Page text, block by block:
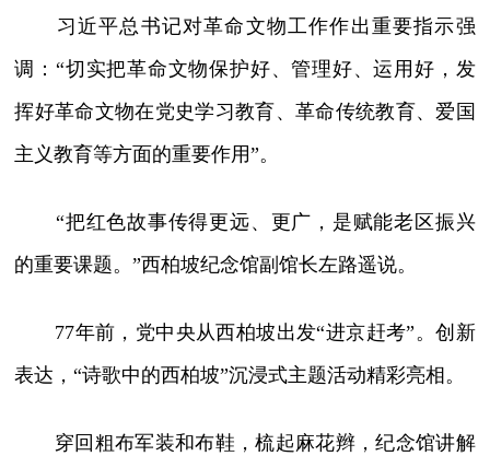
习近平总书记对革命文物工作作出重要指示强
调：“切实把革命文物保护好、管理好、运用好，发
挥好革命文物在党史学习教育、革命传统教育、爱国
主义教育等方面的重要作用”。
“把红色故事传得更远、更广，是赋能老区振兴
的重要课题。”西柏坡纪念馆副馆长左路遥说。
77年前，党中央从西柏坡出发“进京赶考”。创新
表达，“诗歌中的西柏坡”沉浸式主题活动精彩亮相。
穿回粗布军装和布鞋，梳起麻花辫，纪念馆讲解